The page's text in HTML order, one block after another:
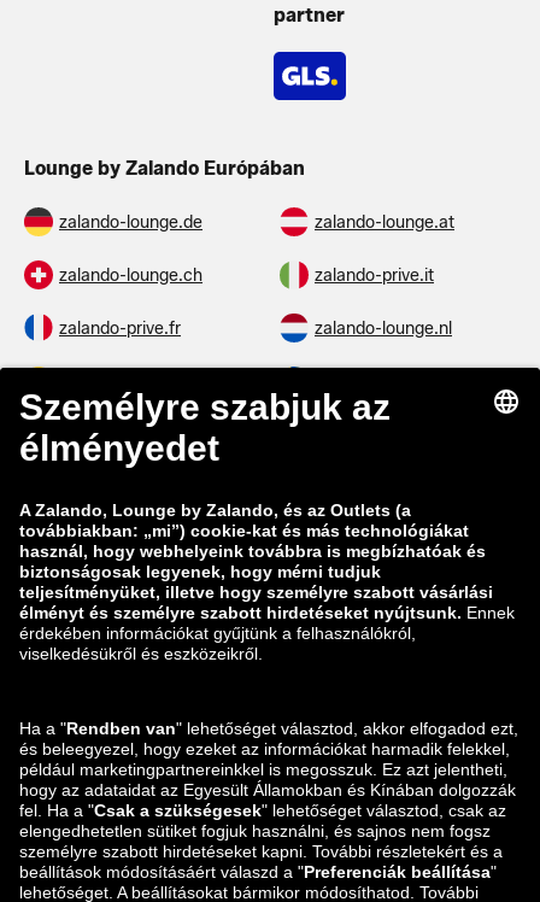
partner
Lounge by Zalando Európában
zalando-lounge.de zalando-lounge.at
zalando-lounge.ch zalando-prive.it
zalando-prive.fr zalando-lounge.nl
zalando-lounge.fi
zalando-prive.es zalando-lounge.cz
zalando-lounge.lt zalando-lounge.sk
zalando-lounge.ro zalando-lounge.hr
zalando-lounge.lu zalando-lounge.ee
zalando-lounge.lv zalando-lounge.no